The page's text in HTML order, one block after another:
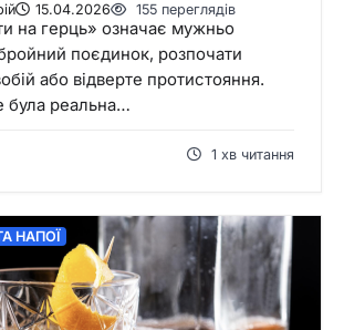
15.04.2026 155 переглядів
на герць» означає мужньо
поєдинок, розпочати
або відверте протистояння.
була реальна…
1 хв читання
НАПОЇ